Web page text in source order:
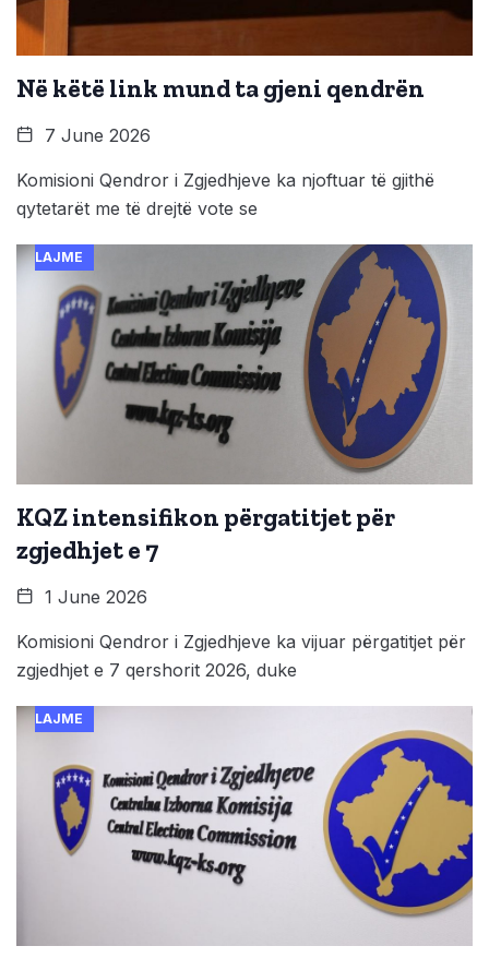
Në këtë link mund ta gjeni qendrën
7 June 2026
Komisioni Qendror i Zgjedhjeve ka njoftuar të gjithë
qytetarët me të drejtë vote se
LAJME
KQZ intensifikon përgatitjet për
zgjedhjet e 7
1 June 2026
Komisioni Qendror i Zgjedhjeve ka vijuar përgatitjet për
zgjedhjet e 7 qershorit 2026, duke
LAJME